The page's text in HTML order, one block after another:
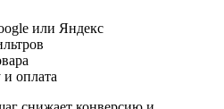
или Яндекс
и оплата